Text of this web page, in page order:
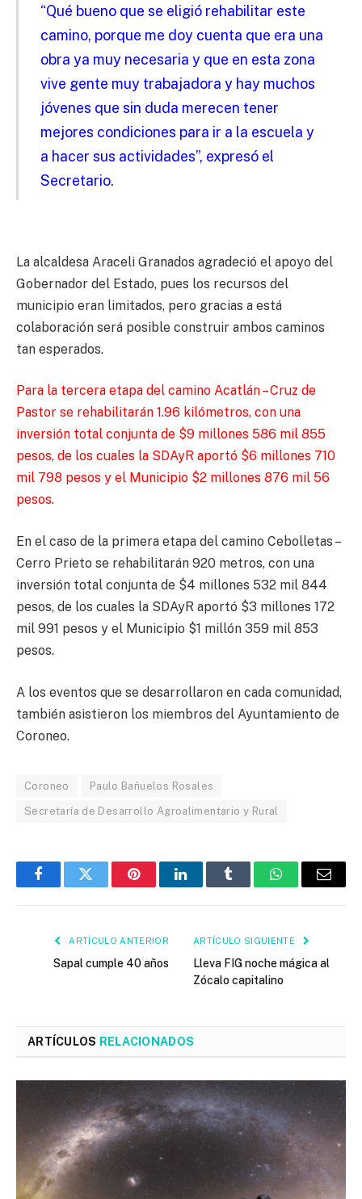
“Qué bueno que se eligió rehabilitar este
camino, porque me doy cuenta que era una
obra ya muy necesaria y que en esta zona
vive gente muy trabajadora y hay muchos
jóvenes que sin duda merecen tener
mejores condiciones para ir a la escuela y
a hacer sus actividades”, expresó el
Secretario.
La alcaldesa Araceli Granados agradeció el apoyo del
Gobernador del Estado, pues los recursos del
municipio eran limitados, pero gracias a está
colaboración será posible construir ambos caminos
tan esperados.
Para la tercera etapa del camino Acatlán – Cruz de
Pastor se rehabilitarán 1.96 kilómetros, con una
inversión total conjunta de $9 millones 586 mil 855
pesos, de los cuales la SDAyR aportó $6 millones 710
mil 798 pesos y el Municipio $2 millones 876 mil 56
pesos.
En el caso de la primera etapa del camino Cebolletas –
Cerro Prieto se rehabilitarán 920 metros, con una
inversión total conjunta de $4 millones 532 mil 844
pesos, de los cuales la SDAyR aportó $3 millones 172
mil 991 pesos y el Municipio $1 millón 359 mil 853
pesos.
A los eventos que se desarrollaron en cada comunidad,
también asistieron los miembros del Ayuntamiento de
Coroneo.
Coroneo Paulo Bañuelos Rosales
Secretaría de Desarrollo Agroalimentario y Rural
FacebookTwitter PinterestLinkedInTumblr WhatsAppEmail
ARTÍCULO ANTERIOR
Sapal cumple 40 años
ARTÍCULO SIGUIENTE
Lleva FIG noche mágica al
Zócalo capitalino
ARTÍCULOS RELACIONADOS